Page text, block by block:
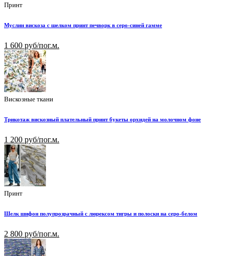
Принт
Муслин вискоза с шелком принт печворк в серо-синей гамме
1 600 руб/пог.м.
Вискозные ткани
Трикотаж вискозный плательный принт букеты орхидей на молочном фоне
1 200 руб/пог.м.
Принт
Шелк шифон полупрозрачный с люрексом тигры и полоски на серо-белом
2 800 руб/пог.м.